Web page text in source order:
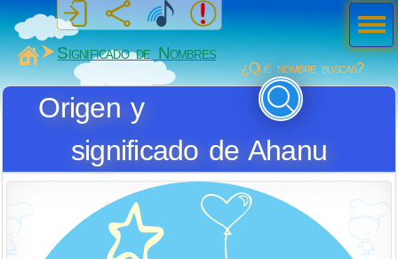
MiSabueso
Significado de Nombres
¿Qué nombre buscas?
Origen y
significado de Ahanu
Men
ú